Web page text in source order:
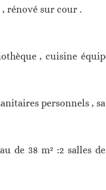
, rénové sur cour .
, cuisine
personnels ,
de 38 m² :2 salles